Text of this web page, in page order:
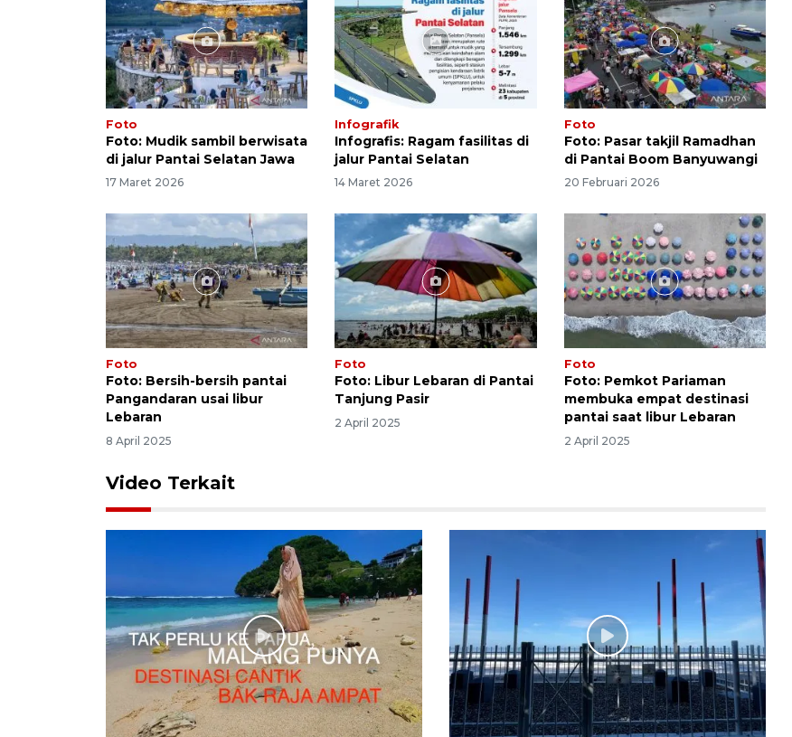
Foto
Foto: Mudik sambil berwisata
di jalur Pantai Selatan Jawa
17 Maret 2026
Infografik
Infografis: Ragam fasilitas di
jalur Pantai Selatan
14 Maret 2026
Foto
Foto: Pasar takjil Ramadhan
di Pantai Boom Banyuwangi
20 Februari 2026
Foto
Foto: Bersih-bersih pantai
Pangandaran usai libur
Lebaran
8 April 2025
Foto
Foto: Libur Lebaran di Pantai
Tanjung Pasir
2 April 2025
Foto
Foto: Pemkot Pariaman
membuka empat destinasi
pantai saat libur Lebaran
2 April 2025
Video Terkait